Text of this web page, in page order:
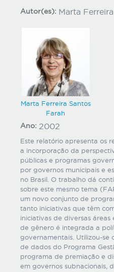
Autor(es): Marta
Marta Ferreira Santos
Farah
Ano: 2002
Este relatório apresenta os
a incorporação da
públicas e programas
por governos municipais e
no Brasil. O trabalho dá
sobre este mesmo tema
um novo conjunto de
tanto iniciativas que têm
iniciativas de diversas
de gênero é integrada a
governamentais. Utilizou-se
de dados do Programa
programa de premiação e
em governos subnacionais,